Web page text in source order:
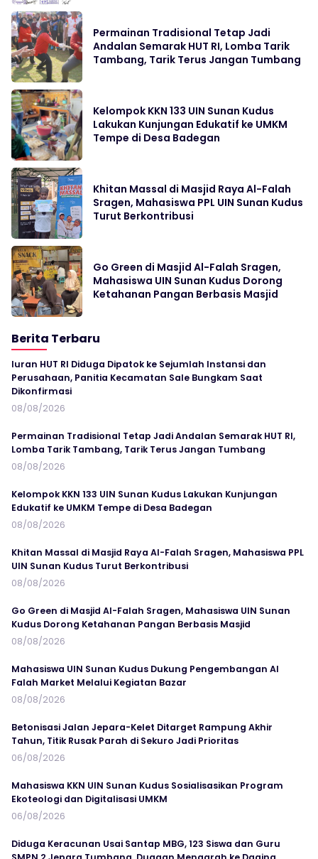
Permainan Tradisional Tetap Jadi
Andalan Semarak HUT RI, Lomba Tarik
Tambang, Tarik Terus Jangan Tumbang
Kelompok KKN 133 UIN Sunan Kudus
Lakukan Kunjungan Edukatif ke UMKM
Tempe di Desa Badegan
Khitan Massal di Masjid Raya Al-Falah
Sragen, Mahasiswa PPL UIN Sunan Kudus
Turut Berkontribusi
Go Green di Masjid Al-Falah Sragen,
Mahasiswa UIN Sunan Kudus Dorong
Ketahanan Pangan Berbasis Masjid
Berita Terbaru
Iuran HUT RI Diduga Dipatok ke Sejumlah Instansi dan
Perusahaan, Panitia Kecamatan Sale Bungkam Saat
Dikonfirmasi
08/08/2026
Permainan Tradisional Tetap Jadi Andalan Semarak HUT RI,
Lomba Tarik Tambang, Tarik Terus Jangan Tumbang
08/08/2026
Kelompok KKN 133 UIN Sunan Kudus Lakukan Kunjungan
Edukatif ke UMKM Tempe di Desa Badegan
08/08/2026
Khitan Massal di Masjid Raya Al-Falah Sragen, Mahasiswa PPL
UIN Sunan Kudus Turut Berkontribusi
08/08/2026
Go Green di Masjid Al-Falah Sragen, Mahasiswa UIN Sunan
Kudus Dorong Ketahanan Pangan Berbasis Masjid
08/08/2026
Mahasiswa UIN Sunan Kudus Dukung Pengembangan Al
Falah Market Melalui Kegiatan Bazar
08/08/2026
Betonisasi Jalan Jepara-Kelet Ditarget Rampung Akhir
Tahun, Titik Rusak Parah di Sekuro Jadi Prioritas
06/08/2026
Mahasiswa KKN UIN Sunan Kudus Sosialisasikan Program
Ekoteologi dan Digitalisasi UMKM
06/08/2026
Diduga Keracunan Usai Santap MBG, 123 Siswa dan Guru